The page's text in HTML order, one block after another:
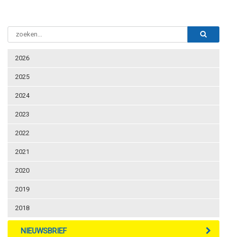
2026
2025
2024
2023
2022
2021
2020
2019
2018
NIEUWSBRIEF